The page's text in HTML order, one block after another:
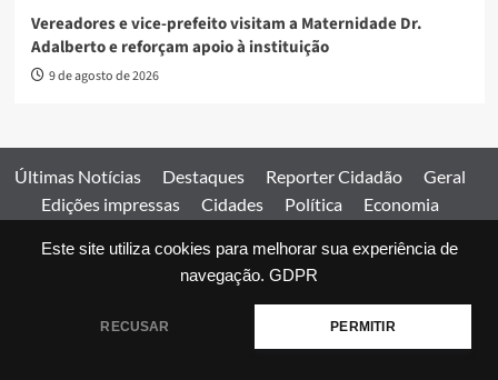
Este site utiliza cookies para melhorar sua experiência de
navegação. GDPR
RECUSAR PERMITIR
Vereadores e vice-prefeito visitam a Maternidade Dr.
Adalberto e reforçam apoio à instituição
9 de agosto de 2026
Últimas Notícias Destaques Reporter Cidadão
Geral
Edições impressas
Cidades Política
Economia
Comercial
Edições impressas Expediente Home
© 2026 Jornal Estado de Goiás. Todos os direitos reservados.
by AF themes.